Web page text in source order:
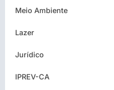
Meio Ambiente
Lazer
Jurídico
IPREV-CA